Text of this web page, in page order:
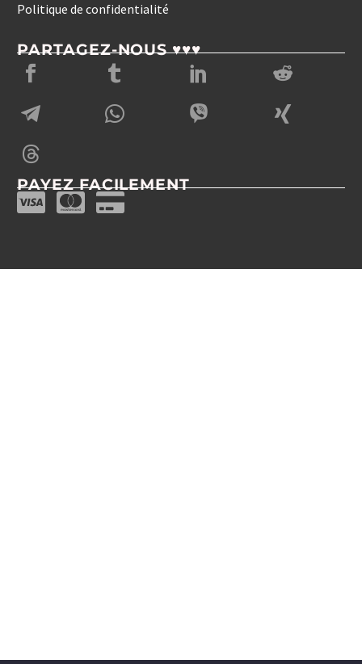
Politique de confidentialité
PARTAGEZ-NOUS ♥♥♥
PAYEZ FACILEMENT